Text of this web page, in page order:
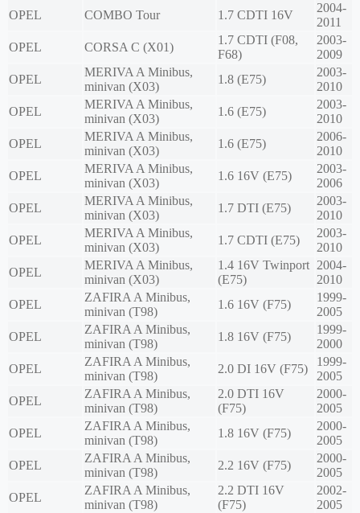
OPEL COMBO Tour 1.7 CDTI 16V
2004-
2011
OPEL
CORSA C (X01)
1.7 CDTI (F08,
F68)
2003-
2009
OPEL
MERIVA A Minibus,
minivan (X03)
1.8 (E75)
2003-
2010
OPEL
MERIVA A Minibus,
minivan (X03)
1.6 (E75)
2003-
2010
OPEL
MERIVA A Minibus,
minivan (X03)
1.6 (E75)
2006-
2010
OPEL
MERIVA A Minibus,
minivan (X03)
1.6 16V (E75)
2003-
2006
OPEL
MERIVA A Minibus,
minivan (X03)
1.7 DTI (E75)
2003-
2010
OPEL
MERIVA A Minibus,
minivan (X03)
1.7 CDTI (E75)
2003-
2010
OPEL
MERIVA A Minibus,
minivan (X03)
1.4 16V Twinport
(E75)
2004-
2010
OPEL
ZAFIRA A Minibus,
minivan (T98)
1.6 16V (F75)
1999-
2005
OPEL
ZAFIRA A Minibus,
minivan (T98)
1.8 16V (F75)
1999-
2000
OPEL
ZAFIRA A Minibus,
minivan (T98)
2.0 DI 16V (F75)
1999-
2005
OPEL
ZAFIRA A Minibus,
minivan (T98)
2.0 DTI 16V
(F75)
2000-
2005
OPEL
ZAFIRA A Minibus,
minivan (T98)
1.8 16V (F75)
2000-
2005
OPEL
ZAFIRA A Minibus,
minivan (T98)
2.2 16V (F75)
2000-
2005
OPEL
ZAFIRA A Minibus,
minivan (T98)
2.2 DTI 16V
(F75)
2002-
2005